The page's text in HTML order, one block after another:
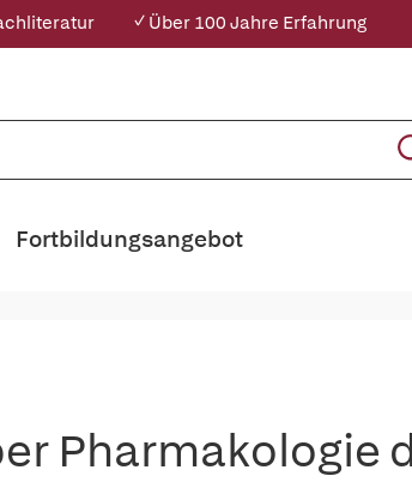
✓ Über 100 Jahre Erfahrung
Fortbildungsangebot
Pharmakologie